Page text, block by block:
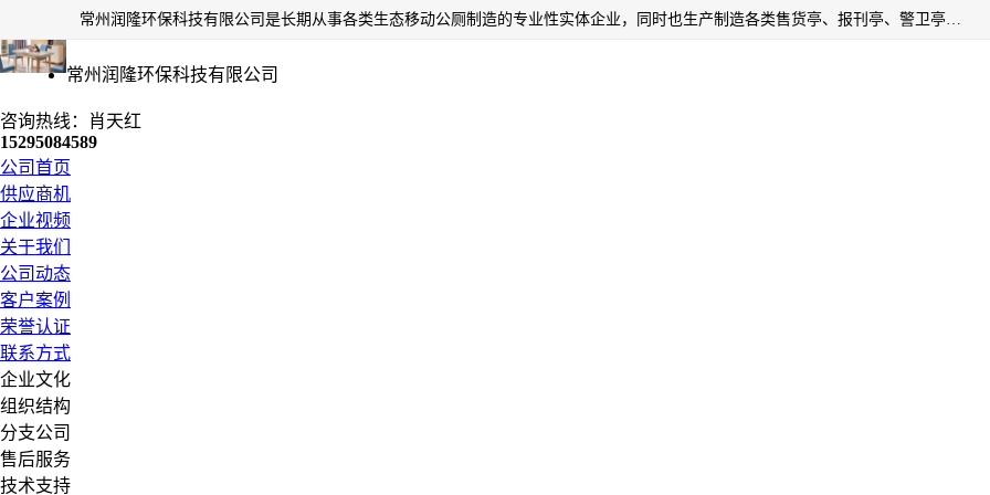
常州润隆环保科技有限公司是长期从事各类生态移动公厕制造的专业性实体企业，同时也生产制造各类售货亭、报刊亭、警卫亭等，我公司将尽全力为各用户在设计、制造、服务上提供快捷满意的全程服务，本公司愿与各用户携手共创辉煌业绩。主要产品：移动厕所;、生态厕所、 环保厕所、 流动厕所、商亭、岗亭、活动板房、移动厕所租赁等；
常州润隆环保科技有限公司
咨询热线：肖天红
15295084589
公司首页
供应商机
企业视频
关于我们
公司动态
客户案例
荣誉认证
联系方式
企业文化
组织结构
分支公司
售后服务
技术支持